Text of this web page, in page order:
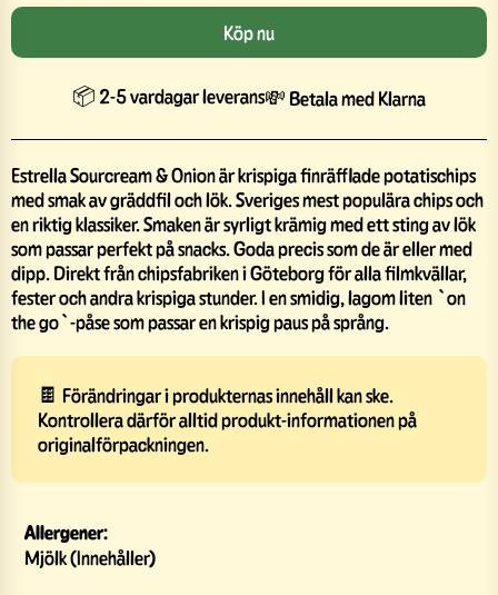
Köp nu
📦 2-5 vardagar leverans💸 Betala med Klarna
Estrella Sourcream & Onion är krispiga finräfflade potatischips
med smak av gräddfil och lök. Sveriges mest populära chips och
en riktig klassiker. Smaken är syrligt krämig med ett sting av lök
som passar perfekt på snacks. Goda precis som de är eller med
dipp. Direkt från chipsfabriken i Göteborg för alla filmkvällar,
fester och andra krispiga stunder. I en smidig, lagom liten `on
the go`-påse som passar en krispig paus på språng.
🍫 Förändringar i produkternas innehåll kan ske.
Kontrollera därför alltid produkt-informationen på
originalförpackningen.
Allergener:
Mjölk (Innehåller)